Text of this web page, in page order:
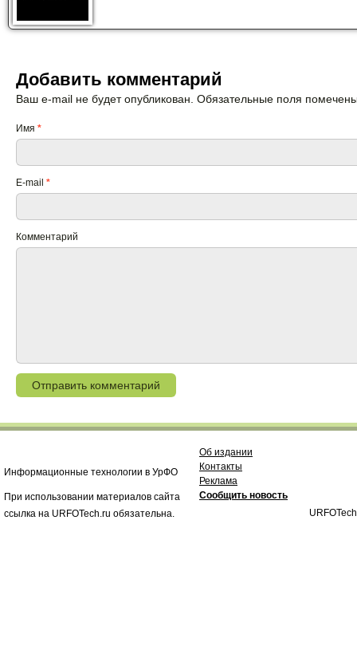
Добавить комментарий
Ваш e-mail не будет опубликован. Обязательные поля
Имя *
E-mail *
Комментарий
Информационные технологии в УрФО
При использовании материалов сайта
ссылка на URFOTech.ru обязательна.
Об издании
Контакты
Реклама
Сообщить новость